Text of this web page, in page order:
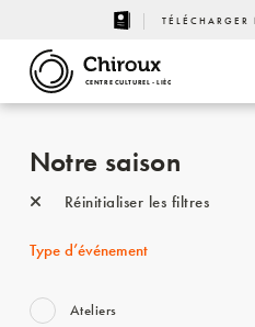
TÉLÉCHARGER
CENTRE CULTUREL - LIÈGE
Notre saison
Réinitialiser les filtres
Type d’événement
Ateliers